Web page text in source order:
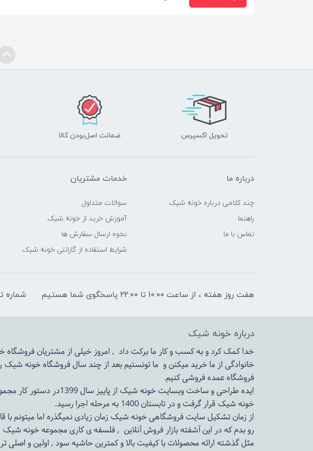
تحویل اکسپرس ضمانت اصل‌بودن کالا
درباره ما
چند کلامی درباره خونه شیک
راهنما
تماس با ما
خدمات مشتریان
سوالات متداول
آموزش خرید از خونه شیک
نحوه ارسال سفارش ها
شرایط استفاده از گارانتی خونه شیک
هفت روز هفته ، از ساعت 10:00 تا 22:00 پاسخگوی شما هستیم شماره
درباره خونه شیک
خدا کمک کرد و به کسب و کار ما برکت داد , امروز خیلی از مشتریان
خانوادگی از ما خرید میکنن و ما تونستیم بعد از چند سال فروشگاهخونه شیک
فروشگاه عمده فروشی کنیم.
ایده طراحی و ساخت وبسایت خونه شیک از پاییز سال 1399در دستور کار مجموعه
خونه شیک قرار گرفت و در تابستان 1400 به مرحله اجرا رسید.
از زمان تشکیل سایت فروشگاهیخونه شیکزمان زیادی نمیگذره اما میتونم
رو بدم که در این آشفته بازار فروش آنلاین , فلسفه ی کاری مجموعهخونه شیک
مثل گذشته ارائه محصولات با کیفیت بالا و کمترین حاشیه سود , اولین و اصلی